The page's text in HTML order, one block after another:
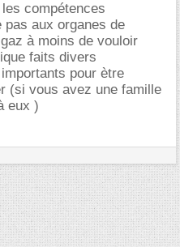
compétences
aux organes de
à moins de vouloir
faits divers
pour ètre
(si vous avez une famille
eux )